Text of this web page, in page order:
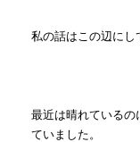
私の話はこの辺にし
最近は晴れているの
ていました。